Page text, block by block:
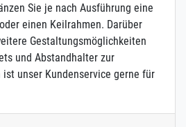
Sie je nach Ausführung eine
einen Keilrahmen. Darüber
Gestaltungsmöglichkeiten
und Abstandhalter zur
unser Kundenservice gerne für